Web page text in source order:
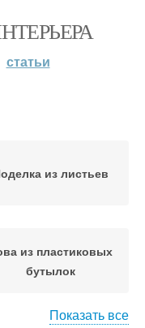
статьи
из листьев
из пластиковых
бутылок
Показать все